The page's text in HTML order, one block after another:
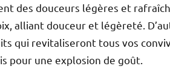
des douceurs légères et
alliant douceur et légèreté.
qui revitaliseront tous vos
pour une explosion de goût.